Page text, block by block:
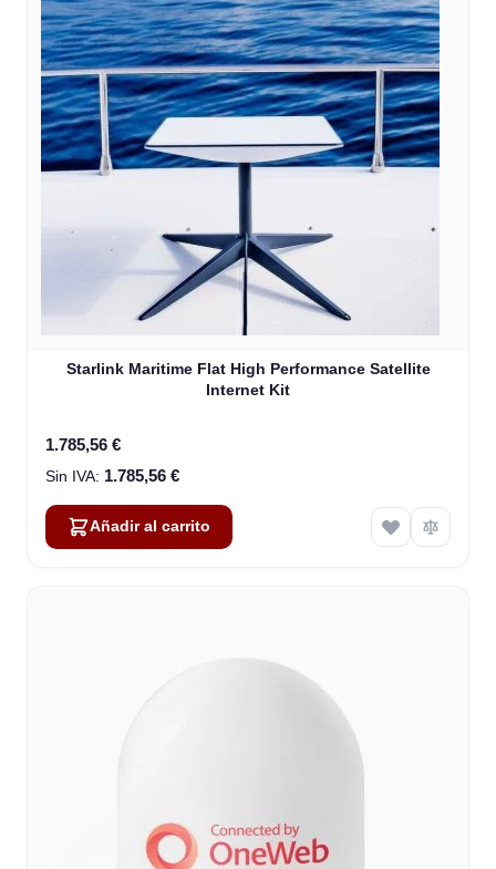
Starlink Maritime Flat High Performance Satellite
Internet Kit
1.785,56 €
1.785,56 €
Añadir al carrito